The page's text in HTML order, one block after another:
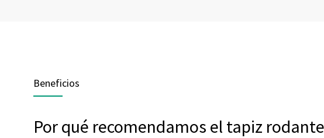
Beneficios
Por qué recomendamos el tapiz rodante